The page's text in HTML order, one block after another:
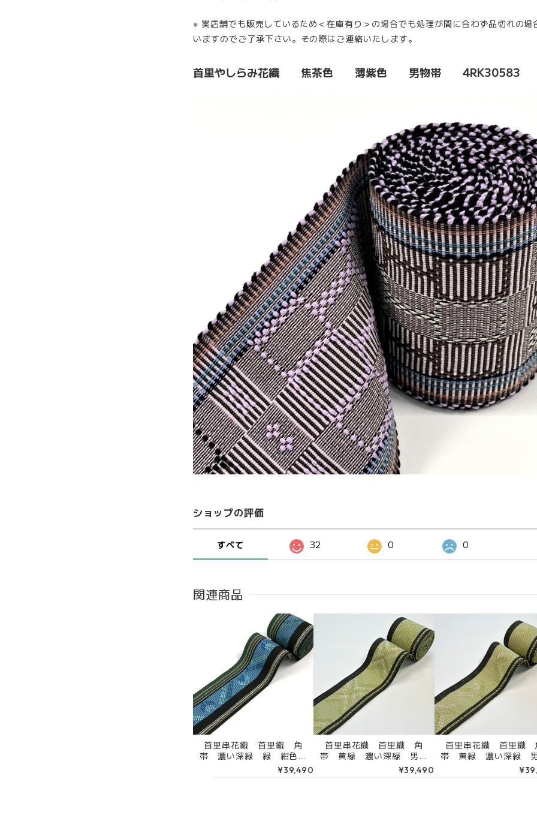
※ 実店舗でも販売しているため＜在庫有り＞の場合でも処理が間に合わず品切れの場
いますのでご了承下さい。その際はご連絡いたします。
首里やしらみ花織 焦茶色 薄紫色 男物帯 4RK30583
ショップの評価
すべて 32 0 0
関連商品
首里串花織 首里織 角
帯 濃い深緑 緑 紺色
男物帯 （端処理込み）
¥39,490
首里串花織 首里織 角
帯 黄緑 濃い深緑 男物
帯 （端処理込み） 4RK
¥39,490
首里串花織 首里織
帯 黄緑 濃い深緑
帯 （端処理込み）